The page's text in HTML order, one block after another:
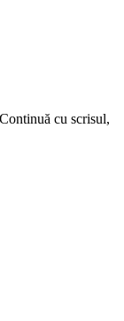
cu scrisul,